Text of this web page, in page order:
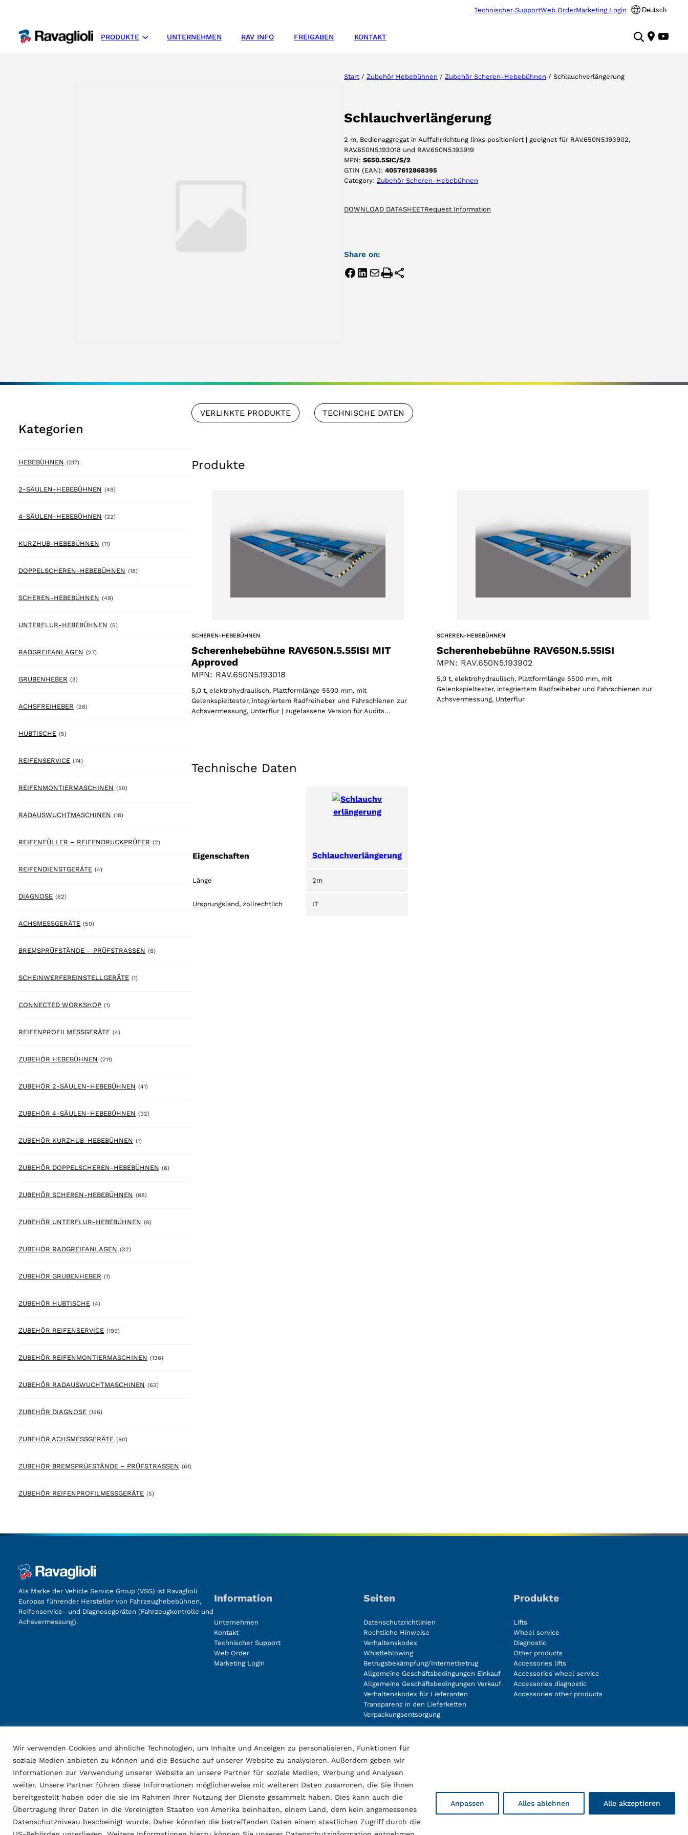
Wir verwenden Cookies und ähnliche Technologien, um Inhalte und Anzeigen zu personalisieren, Funktionen für
soziale Medien anbieten zu können und die Besuche auf unserer Website zu analysieren. Außerdem geben wir
Informationen zur Verwendung unserer Website an unsere Partner für soziale Medien, Werbung und Analysen
weiter. Unsere Partner führen diese Informationen möglicherweise mit weiteren Daten zusammen, die Sie ihnen
bereitgestellt haben oder die sie im Rahmen Ihrer Nutzung der Dienste gesammelt haben. Dies kann auch die
Übertragung Ihrer Daten in die Vereinigten Staaten von Amerika beinhalten, einem Land, dem kein angemessenes
Datenschutzniveau bescheinigt wurde. Daher könnten die betreffenden Daten einem staatlichen Zugriff durch die
Anpassen Alles ablehnen Alle akzeptieren
Technischer SupportWeb OrderMarketing Login Deutsch
PRODUKTE UNTERNEHMEN RAV INFO FREIGABEN KONTAKT
Start / Zubehör Hebebühnen / Zubehör Scheren-Hebebühnen / Schlauchverlängerung
Schlauchverlängerung
2 m, Bedienaggregat in Auffahrrichtung links positioniert | geeignet für RAV.650N5.193902,
RAV.650N5.193018 und RAV.650N5.193919
MPN: S650.5SIC/S/2
GTIN (EAN): 4057612868395
Category: Zubehör Scheren-Hebebühnen
DOWNLOAD DATASHEETRequest Information
Share on:
Kategorien
HEBEBÜHNEN (217)217 products
2-SÄULEN-HEBEBÜHNEN (49)49 products
4-SÄULEN-HEBEBÜHNEN (22)22 products
KURZHUB-HEBEBÜHNEN (11)11 products
DOPPELSCHEREN-HEBEBÜHNEN (18)18 products
SCHEREN-HEBEBÜHNEN (49)49 products
UNTERFLUR-HEBEBÜHNEN (5)5 products
RADGREIFANLAGEN (27)27 products
GRUBENHEBER (3)3 products
ACHSFREIHEBER (28)28 products
HUBTISCHE (5)5 products
REIFENSERVICE (74)74 products
REIFENMONTIERMASCHINEN (50)50 products
RADAUSWUCHTMASCHINEN (18)18 products
REIFENFÜLLER – REIFENDRUCKPRÜFER (2)2 products
REIFENDIENSTGERÄTE (4)4 products
DIAGNOSE (62)62 products
ACHSMESSGERÄTE (50)50 products
BREMSPRÜFSTÄNDE – PRÜFSTRASSEN (6)6 products
SCHEINWERFEREINSTELLGERÄTE (1)1 product
CONNECTED WORKSHOP (1)1 product
REIFENPROFILMESSGERÄTE (4)4 products
ZUBEHÖR HEBEBÜHNEN (211)211 products
ZUBEHÖR 2-SÄULEN-HEBEBÜHNEN (41)41 products
ZUBEHÖR 4-SÄULEN-HEBEBÜHNEN (32)32 products
ZUBEHÖR KURZHUB-HEBEBÜHNEN (1)1 product
ZUBEHÖR DOPPELSCHEREN-HEBEBÜHNEN (6)6 products
ZUBEHÖR SCHEREN-HEBEBÜHNEN (88)88 products
ZUBEHÖR UNTERFLUR-HEBEBÜHNEN (6)6 products
ZUBEHÖR RADGREIFANLAGEN (32)32 products
ZUBEHÖR GRUBENHEBER (1)1 product
ZUBEHÖR HUBTISCHE (4)4 products
ZUBEHÖR REIFENSERVICE (199)199 products
ZUBEHÖR REIFENMONTIERMASCHINEN (136)136 products
ZUBEHÖR RADAUSWUCHTMASCHINEN (63)63 products
ZUBEHÖR DIAGNOSE (156)156 products
ZUBEHÖR ACHSMESSGERÄTE (90)90 products
ZUBEHÖR BREMSPRÜFSTÄNDE – PRÜFSTRASSEN (61)61 products
ZUBEHÖR REIFENPROFILMESSGERÄTE (5)5 products
VERLINKTE PRODUKTE TECHNISCHE DATEN
Produkte
SCHEREN-HEBEBÜHNEN
Scherenhebebühne RAV650N.5.55ISI MIT
Approved
MPN: RAV.650N5.193018
5,0 t, elektrohydraulisch, Plattformlänge 5500 mm, mit
Gelenkspieltester, integriertem Radfreiheber und Fahrschienen zur
Achsvermessung, Unterflur | zugelassene Version für Audits…
SCHEREN-HEBEBÜHNEN
Scherenhebebühne RAV650N.5.55ISI
MPN: RAV.650N5.193902
5,0 t, elektrohydraulisch, Plattformlänge 5500 mm, mit
Gelenkspieltester, integriertem Radfreiheber und Fahrschienen zur
Achsvermessung, Unterflur
Technische Daten
Eigenschaften Schlauchverlängerung
Länge 2m
Ursprungsland, zollrechtlich IT
Als Marke der Vehicle Service Group (VSG) ist Ravaglioli
Europas führender Hersteller von Fahrzeughebebühnen,
Reifenservice- und Diagnosegeräten (Fahrzeugkontrolle und
Achsvermessung).
Information
Unternehmen
Kontakt
Technischer Support
Web Order
Marketing Login
Seiten
Datenschutzrichtlinien
Rechtliche Hinweise
Verhaltenskodex
Whistleblowing
Betrugsbekämpfung/Internetbetrug
Allgemeine Geschäftsbedingungen Einkauf
Allgemeine Geschäftsbedingungen Verkauf
Verhaltenskodex für Lieferanten
Transparenz in den Lieferketten
Verpackungsentsorgung
Produkte
Lifts
Wheel service
Diagnostic
Other products
Accessories lifts
Accessories wheel service
Accessories diagnostic
Accessories other products
Wählen Sie Ihre Region
AKZEPTIEREN